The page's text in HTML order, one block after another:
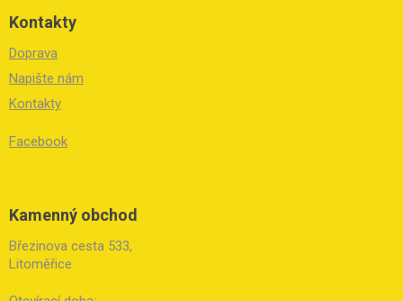
Kontakty
Doprava
Napište nám
Kontakty
Facebook
Kamenný obchod
Březinova cesta 533,
Litoměřice